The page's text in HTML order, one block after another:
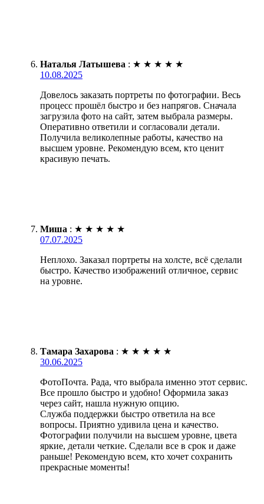
Наталья Латышева : ★ ★ ★ ★ ★
10.08.2025
Довелось заказать портреты по фотографии. Весь
процесс прошёл быстро и без напрягов. Сначала
загрузила фото на сайт, затем выбрала размеры.
Оперативно ответили и согласовали детали.
Получила великолепные работы, качество на
высшем уровне. Рекомендую всем, кто ценит
красивую печать.
Миша : ★ ★ ★ ★ ★
07.07.2025
Неплохо. Заказал портреты на холсте, всё сделали
быстро. Качество изображений отличное, сервис
на уровне.
Тамара Захарова : ★ ★ ★ ★ ★
30.06.2025
ФотоПочта. Рада, что выбрала именно этот сервис.
Все прошло быстро и удобно! Оформила заказ
через сайт, нашла нужную опцию.
Служба поддержки быстро ответила на все
вопросы. Приятно удивила цена и качество.
Фотографии получили на высшем уровне, цвета
яркие, детали четкие. Сделали все в срок и даже
раньше! Рекомендую всем, кто хочет сохранить
прекрасные моменты!